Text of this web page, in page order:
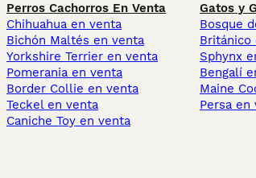
Perros Cachorros En Venta
Chihuahua en venta
Bichón Maltés en venta
Yorkshire Terrier en venta
Pomerania en venta
Border Collie en venta
Teckel en venta
Caniche Toy en venta
Gatos y
Bosque
Británico
Sphynx
Bengalí
Maine
Persa en